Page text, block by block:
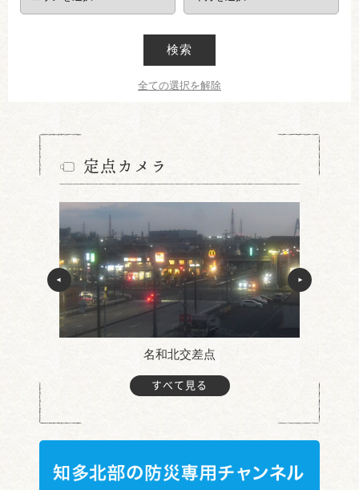
検索
全ての選択を解除
定点カメラ
名和北交差点
すべて見る